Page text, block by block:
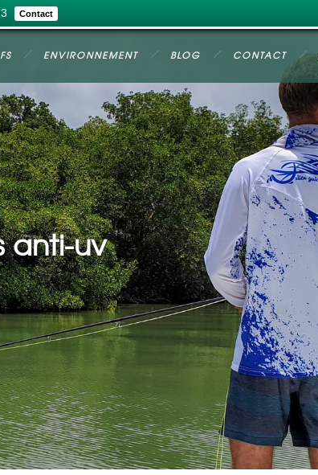
Contact
ENVIRONNEMENT BLOG CONTACT
anti-uv